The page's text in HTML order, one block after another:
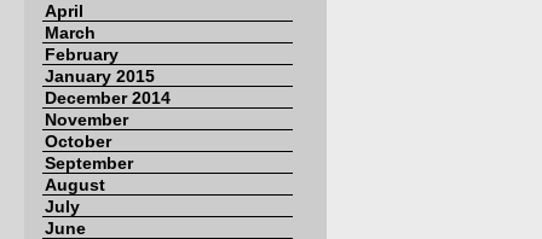
April
March
February
January 2015
December 2014
November
October
September
August
July
June